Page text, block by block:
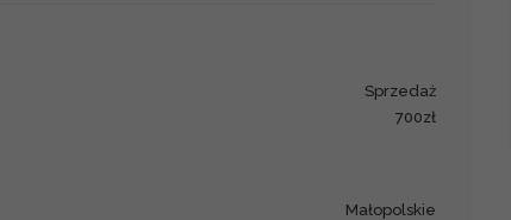
sprzedaż
700zł
małopolskie